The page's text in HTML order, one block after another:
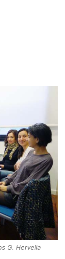
G. Hervella